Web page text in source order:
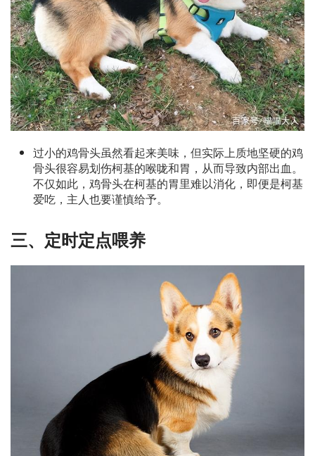
过小的鸡骨头虽然看起来美味，但实际上质地坚硬的鸡
骨头很容易划伤柯基的喉咙和胃，从而导致内部出血。
不仅如此，鸡骨头在柯基的胃里难以消化，即便是柯基
爱吃，主人也要谨慎给予。
三、定时定点喂养